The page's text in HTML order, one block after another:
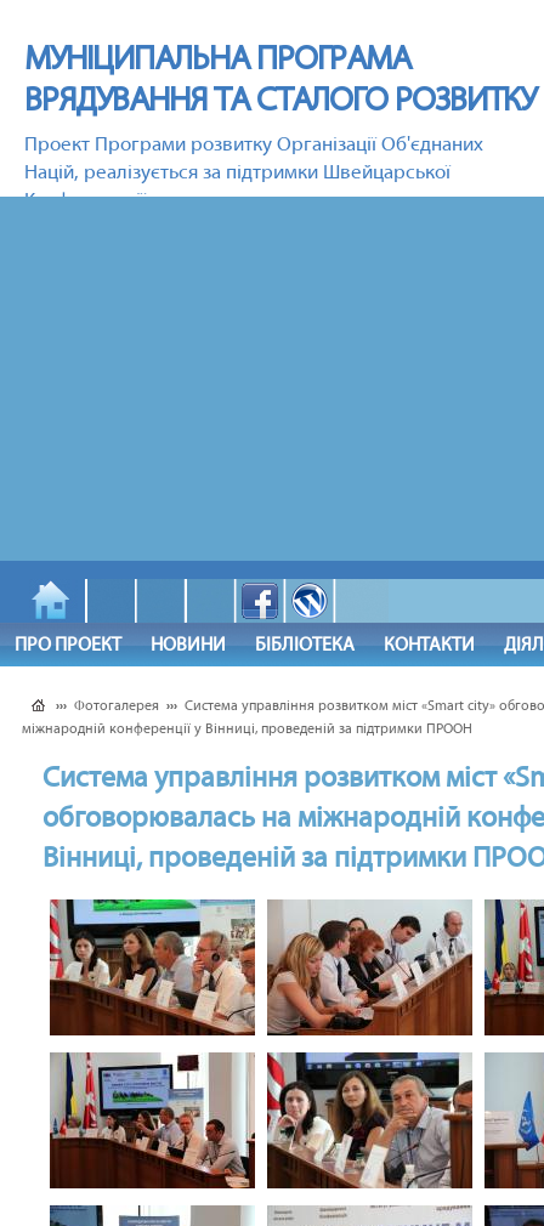
МУНІЦИПАЛЬНА ПРОГРАМА
ВРЯДУВАННЯ ТА СТАЛОГО РОЗВИТКУ
Проект Програми розвитку Організації Об'єднаних
Націй, реалізується за підтримки Швейцарської
Конфедерації
ПРО ПРОЕКТ НОВИНИ БІБЛІОТЕКА КОНТАКТИ
››› Фотогалерея ››› Cистема управління розвитком міст «Smart city»
міжнародній конференції у Вінниці, проведеній за підтримки ПРООН
Cистема управління розвитком міст
обговорювалась на міжнародній
Вінниці, проведеній за підтримки